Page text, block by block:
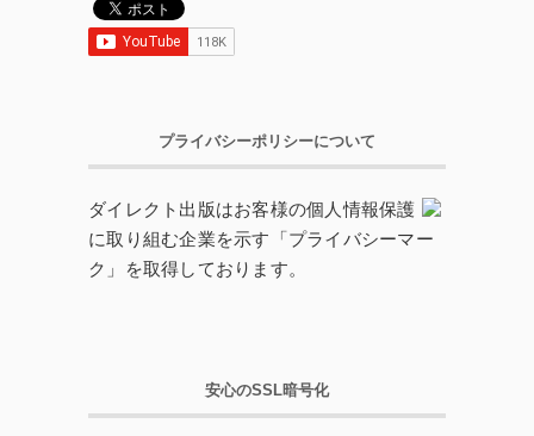
プライバシーポリシーについて
ダイレクト出版はお客様の個人情報保護
に取り組む企業を示す「プライバシーマー
ク」を取得しております。
安心のSSL暗号化